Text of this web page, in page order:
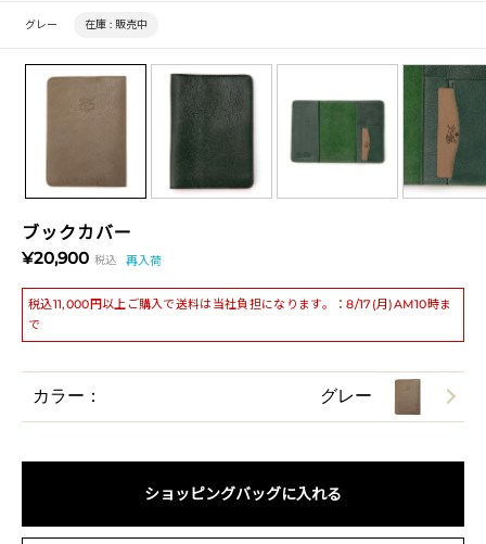
ブックカバー
¥20,900 税込 再入荷
税込11,000円以上ご購入で送料は当社負担になります。：8/17(月)AM10時ま
で
グレー 在庫 : 販売中
カラー： グレー
ショッピングバッグに入れる